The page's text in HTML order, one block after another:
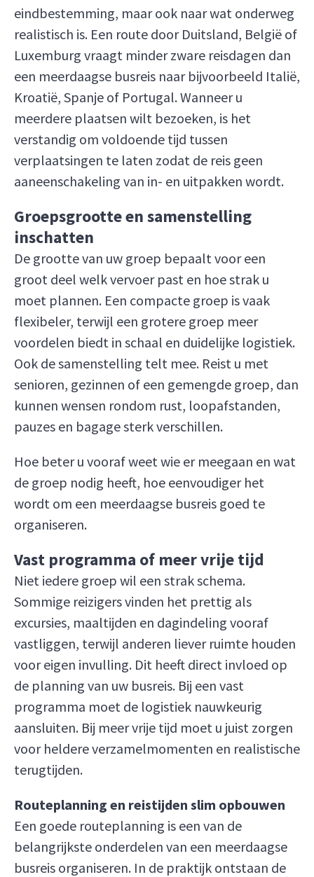
eindbestemming, maar ook naar wat onderweg
realistisch is. Een route door Duitsland, België of
Luxemburg vraagt minder zware reisdagen dan
een meerdaagse busreis naar bijvoorbeeld Italië,
Kroatië, Spanje of Portugal. Wanneer u
meerdere plaatsen wilt bezoeken, is het
verstandig om voldoende tijd tussen
verplaatsingen te laten zodat de reis geen
aaneenschakeling van in- en uitpakken wordt.
Groepsgrootte en samenstelling
inschatten
De grootte van uw groep bepaalt voor een
groot deel welk vervoer past en hoe strak u
moet plannen. Een compacte groep is vaak
flexibeler, terwijl een grotere groep meer
voordelen biedt in schaal en duidelijke logistiek.
Ook de samenstelling telt mee. Reist u met
senioren, gezinnen of een gemengde groep, dan
kunnen wensen rondom rust, loopafstanden,
pauzes en bagage sterk verschillen.
Hoe beter u vooraf weet wie er meegaan en wat
de groep nodig heeft, hoe eenvoudiger het
wordt om een meerdaagse busreis goed te
organiseren.
Vast programma of meer vrije tijd
Niet iedere groep wil een strak schema.
Sommige reizigers vinden het prettig als
excursies, maaltijden en dagindeling vooraf
vastliggen, terwijl anderen liever ruimte houden
voor eigen invulling. Dit heeft direct invloed op
de planning van uw busreis. Bij een vast
programma moet de logistiek nauwkeurig
aansluiten. Bij meer vrije tijd moet u juist zorgen
voor heldere verzamelmomenten en realistische
terugtijden.
Routeplanning en reistijden slim opbouwen
Een goede routeplanning is een van de
belangrijkste onderdelen van een meerdaagse
busreis organiseren. In de praktijk ontstaan de